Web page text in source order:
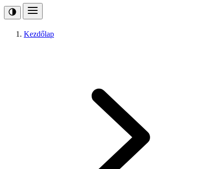
Kezdőlap